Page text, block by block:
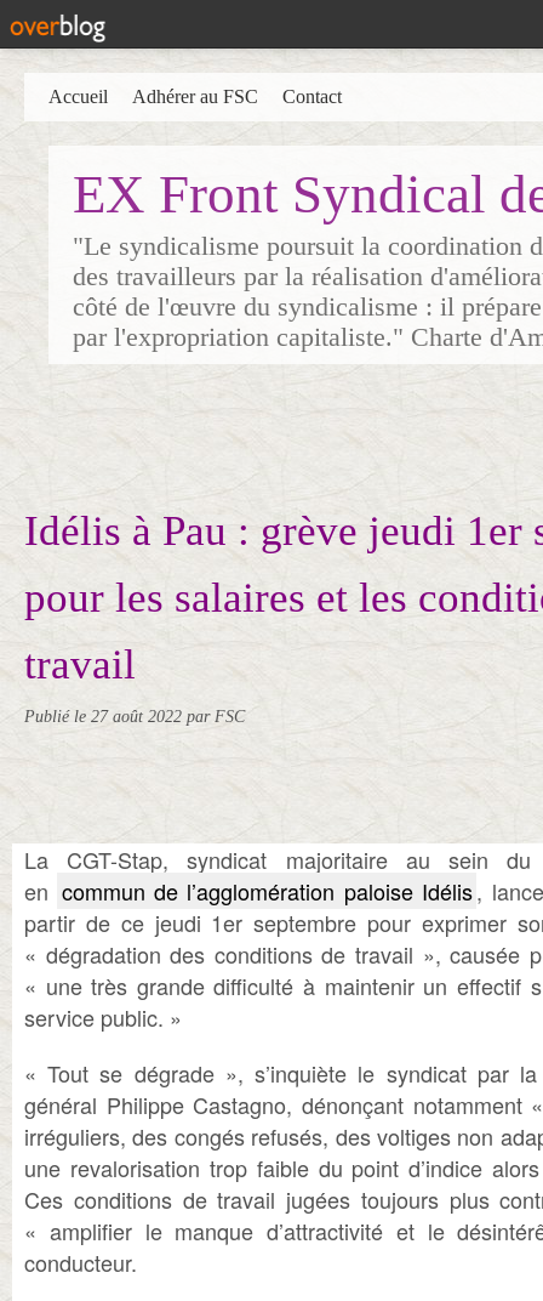
EX Front Syndical
"Le syndicalisme poursuit la coordination
des travailleurs par la réalisation
côté de l'œuvre du syndicalisme : il
par l'expropriation capitaliste." Charte
Accueil Adhérer au FSC Contact
Idélis à Pau : grève jeudi 1er
pour les salaires et les
travail
Publié le 27 août 2022 par FSC
La CGT-Stap, syndicat majoritaire au sein
en commun de l’agglomération paloise Idélis,
partir de ce jeudi 1er septembre pour exprimer
« dégradation des conditions de travail », causée
« une très grande difficulté à maintenir un effectif
service public. »
« Tout se dégrade », s’inquiète le syndicat par
général Philippe Castagno, dénonçant notamment
irréguliers, des congés refusés, des voltiges non
une revalorisation trop faible du point d’indice alors
Ces conditions de travail jugées toujours plus
« amplifier le manque d’attractivité et le
conducteur.